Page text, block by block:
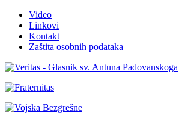
Video
Linkovi
Kontakt
Zaštita osobnih podataka